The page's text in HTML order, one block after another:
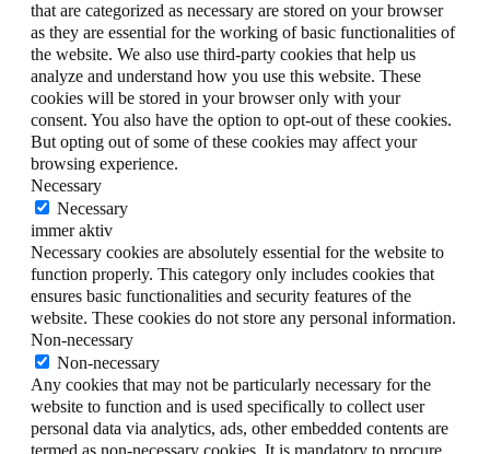
that are categorized as necessary are stored on your browser
as they are essential for the working of basic functionalities of
the website. We also use third-party cookies that help us
analyze and understand how you use this website. These
cookies will be stored in your browser only with your
consent. You also have the option to opt-out of these cookies.
But opting out of some of these cookies may affect your
browsing experience.
Necessary
Necessary
immer aktiv
Necessary cookies are absolutely essential for the website to
function properly. This category only includes cookies that
ensures basic functionalities and security features of the
website. These cookies do not store any personal information.
Non-necessary
Non-necessary
Any cookies that may not be particularly necessary for the
website to function and is used specifically to collect user
personal data via analytics, ads, other embedded contents are